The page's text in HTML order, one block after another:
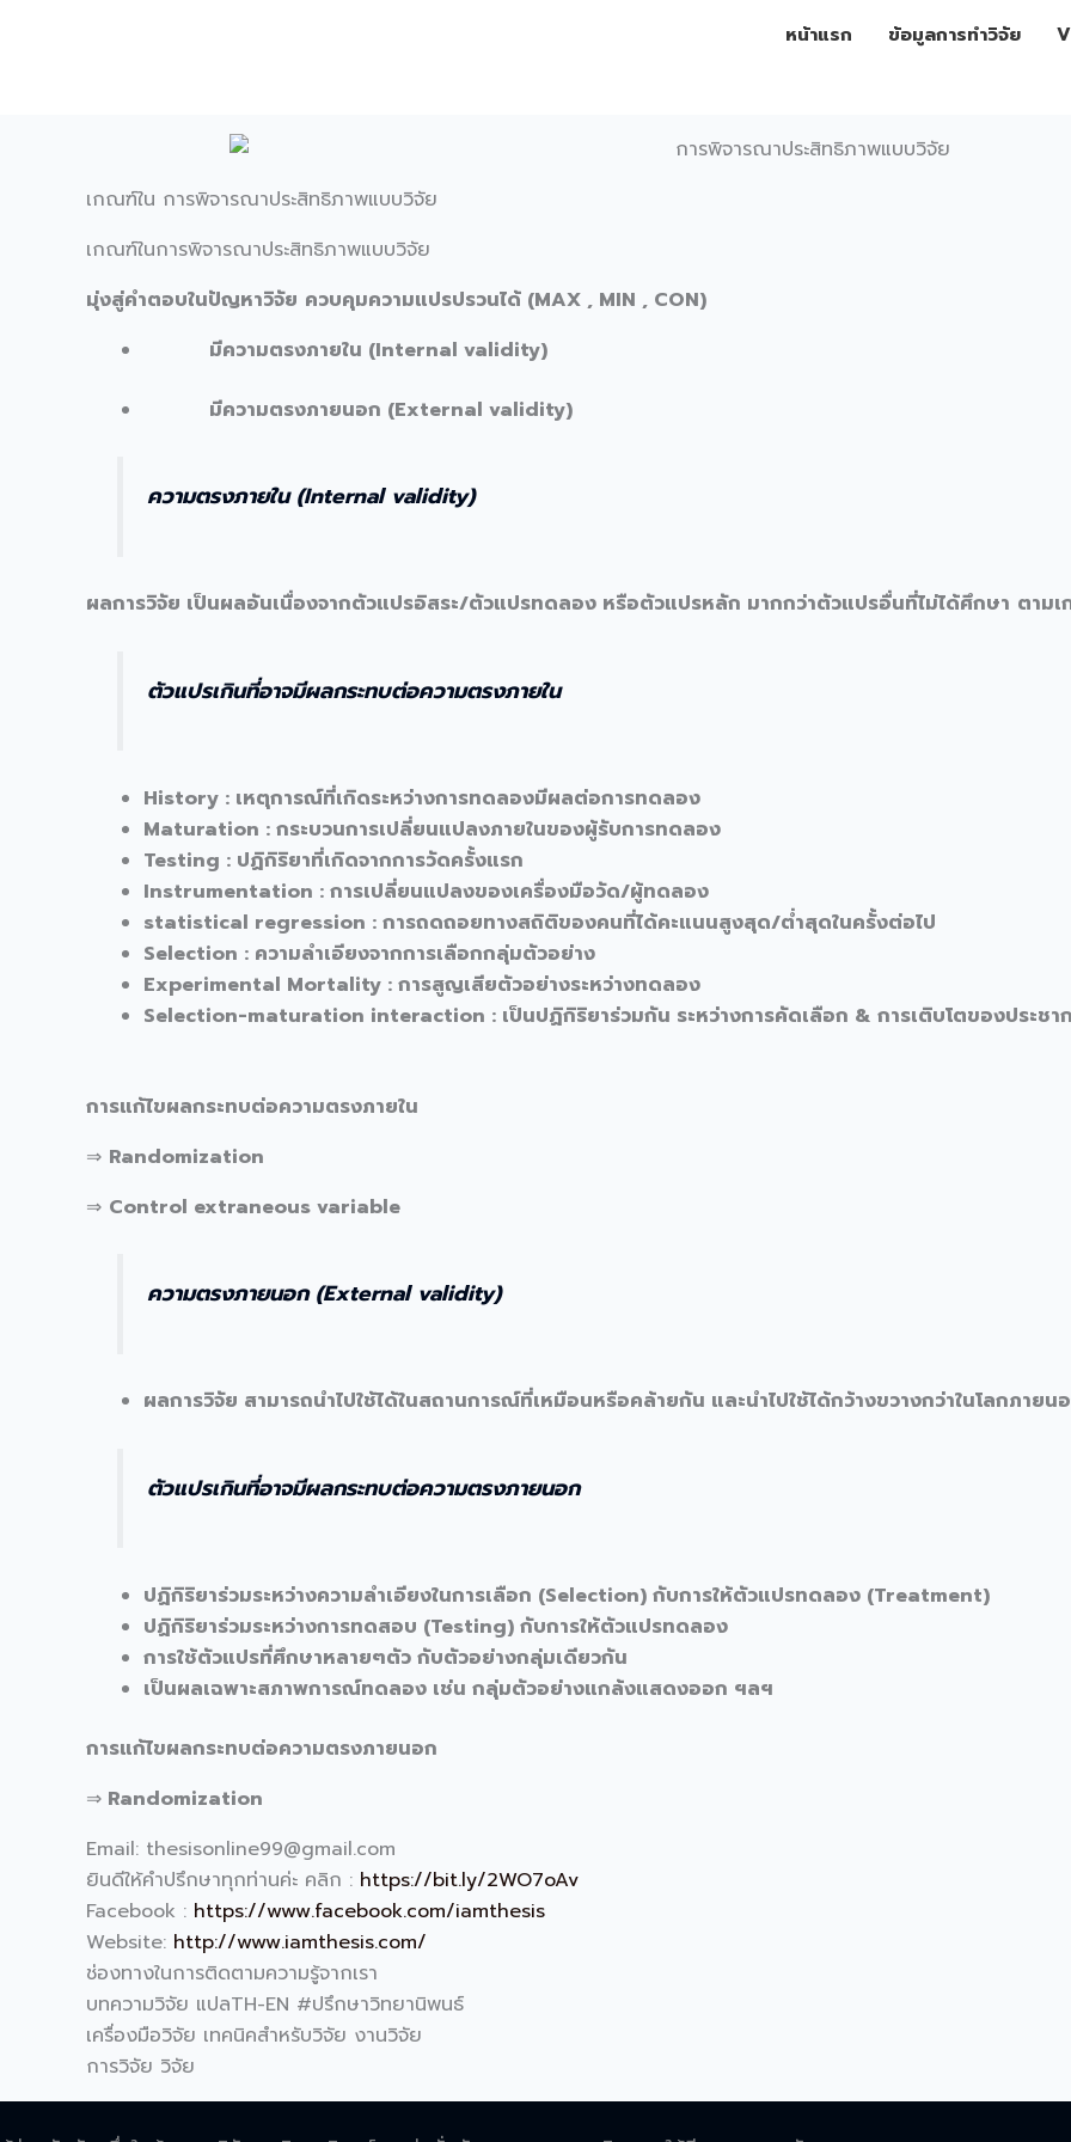
หน้าแรก ข้อมูลการทำวิจัย
เกณฑ์ใน การพิจารณาประสิทธิภาพแบบวิจัย
เกณฑ์ในการพิจารณาประสิทธิภาพแบบวิจัย
มุ่งสู่คำตอบในปัญหาวิจัย ควบคุมความแปรปรวนได้ (MAX , MIN , CON)
มีความตรงภายใน (Internal validity)
มีความตรงภายนอก (External validity)
ความตรงภายใน (Internal validity)
ผลการวิจัย เป็นผลอันเนื่องจากตัวแปรอิสระ/ตัวแปรทดลอง หรือตัวแปรหลัก มากกว่าตัวแปรอื่นที่ไม่ได้ศึกษา ตาม
ตัวแปรเกินที่อาจมีผลกระทบต่อความตรงภายใน
History : เหตุการณ์ที่เกิดระหว่างการทดลองมีผลต่อการทดลอง
Maturation : กระบวนการเปลี่ยนแปลงภายในของผู้รับการทดลอง
Testing : ปฏิกิริยาที่เกิดจากการวัดครั้งแรก
Instrumentation : การเปลี่ยนแปลงของเครื่องมือวัด/ผู้ทดลอง
statistical regression : การถดถอยทางสถิติของคนที่ได้คะแนนสูงสุด/ต่ำสุดในครั้งต่อไป
Selection : ความลำเอียงจากการเลือกกลุ่มตัวอย่าง
Experimental Mortality : การสูญเสียตัวอย่างระหว่างทดลอง
Selection-maturation interaction : เป็นปฏิกิริยาร่วมกัน ระหว่างการคัดเลือก & การเติบโตของประชา
การแก้ไขผลกระทบต่อความตรงภายใน
⇒ Randomization
⇒ Control extraneous variable
ความตรงภายนอก (External validity)
ผลการวิจัย สามารถนำไปใช้ได้ในสถานการณ์ที่เหมือนหรือคล้ายกัน และนำไปใช้ได้กว้างขวางกว่าในโลกภา
ตัวแปรเกินที่อาจมีผลกระทบต่อความตรงภายนอก
ปฏิกิริยาร่วมระหว่างความลำเอียงในการเลือก (Selection) กับการให้ตัวแปรทดลอง (Treatment)
ปฏิกิริยาร่วมระหว่างการทดสอบ (Testing) กับการให้ตัวแปรทดลอง
การใช้ตัวแปรที่ศึกษาหลายๆตัว กับตัวอย่างกลุ่มเดียวกัน
เป็นผลเฉพาะสภาพการณ์ทดลอง เช่น กลุ่มตัวอย่างแกล้งแสดงออก ฯลฯ
การแก้ไขผลกระทบต่อความตรงภายนอก
⇒ Randomization
Email: thesisonline99@gmail.com
ยินดีให้คำปรึกษาทุกท่านค่ะ คลิก : https://bit.ly/2WO7oAv
Facebook : https://www.facebook.com/iamthesis
Website: http://www.iamthesis.com/
ช่องทางในการติดตามความรู้จากเรา
บทความวิจัย แปลTH-EN #ปรึกษาวิทยานิพนธ์
เครื่องมือวิจัย เทคนิคสำหรับวิจัย งานวิจัย
การวิจัย วิจัย